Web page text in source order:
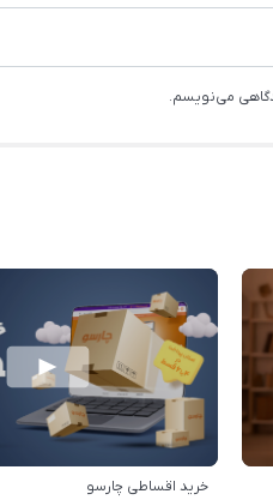
می‌نویسم.
خرید اقساطی چارسو